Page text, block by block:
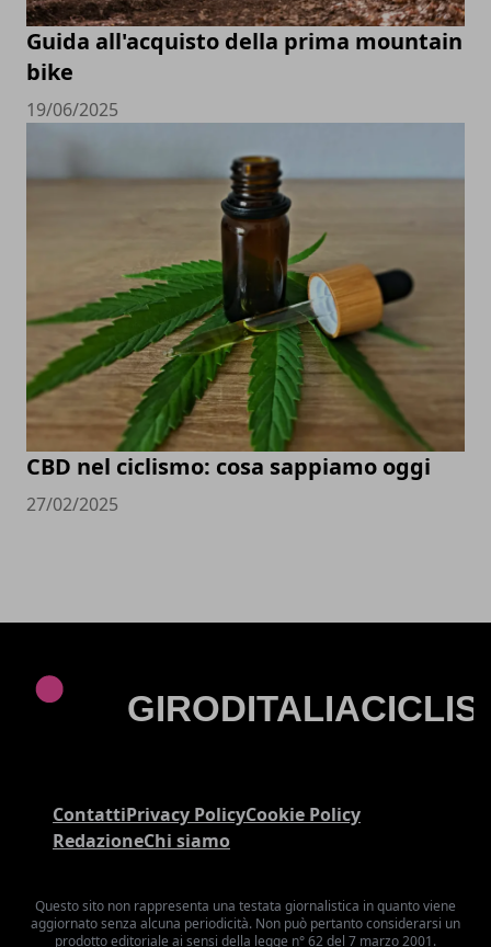
Guida all'acquisto della prima mountain
bike
19/06/2025
CBD nel ciclismo: cosa sappiamo oggi
27/02/2025
ContattiPrivacy PolicyCookie Policy
RedazioneChi siamo
Questo sito non rappresenta una testata giornalistica in quanto viene
aggiornato senza alcuna periodicità. Non può pertanto considerarsi un
prodotto editoriale ai sensi della legge n° 62 del 7 marzo 2001.